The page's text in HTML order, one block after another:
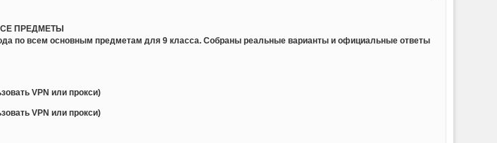
ПРЕДМЕТЫ
по всем основным предметам для 9 класса. Собраны реальные варианты и официальные ответы
VPN или прокси)
VPN или прокси)